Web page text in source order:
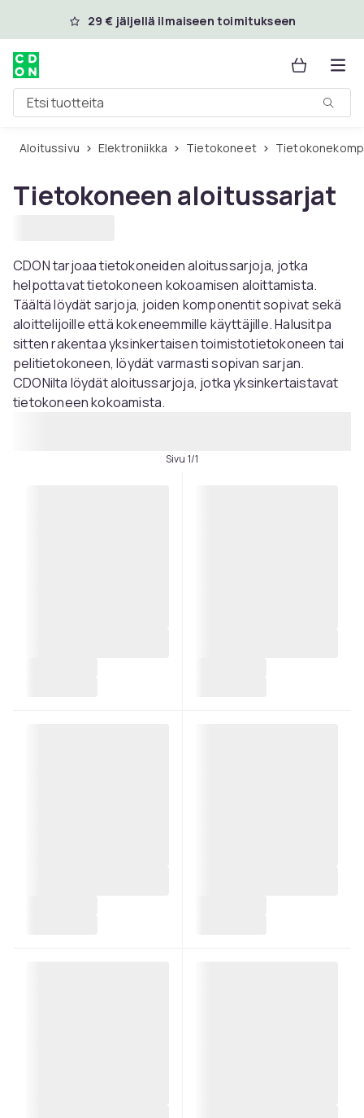
Ohita ja siirry pääsisältöön
29 € jäljellä ilmaiseen toimitukseen
Etsi tuotteita
Aloitussivu Elektroniikka Tietokoneet
Tietokoneen aloitussarjat
CDON tarjoaa tietokoneiden aloitussarjoja, jotka
helpottavat tietokoneen kokoamisen aloittamista.
Täältä löydät sarjoja, joiden komponentit sopivat sekä
aloittelijoille että kokeneemmille käyttäjille. Halusitpa
sitten rakentaa yksinkertaisen toimistotietokoneen tai
pelitietokoneen, löydät varmasti sopivan sarjan.
CDONilta löydät aloitussarjoja, jotka yksinkertaistavat
tietokoneen kokoamista.
Sivu 1/1